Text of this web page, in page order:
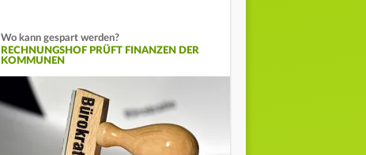
Wo kann gespart werden?
RECHNUNGSHOF PRÜFT FINANZEN DER
KOMMUNEN